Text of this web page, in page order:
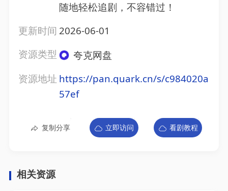
随地轻松追剧，不容错过！
更新时间 2026-06-01
资源类型
夸克网盘
资源地址 https://pan.quark.cn/s/c984020a
57ef
复制分享 立即访问 看剧教程
相关资源